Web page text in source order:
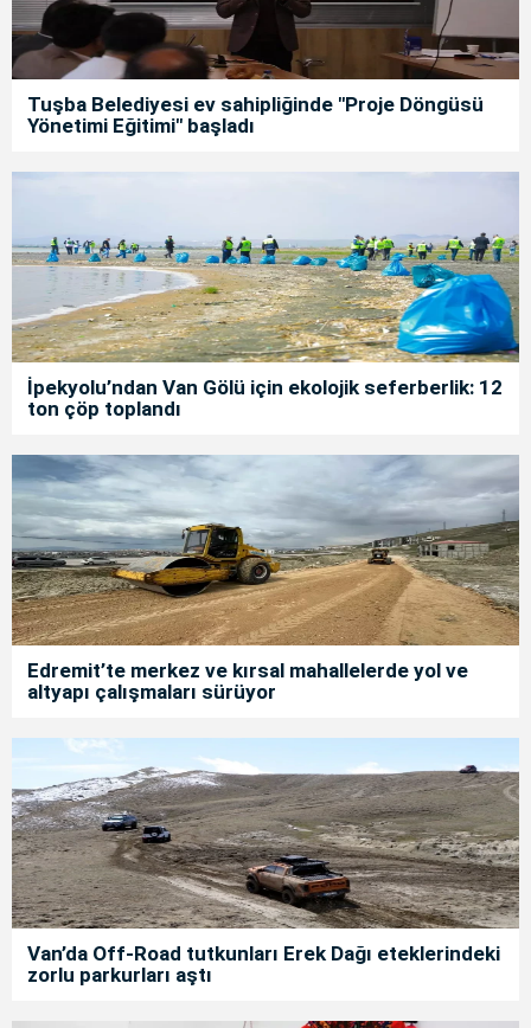
Tuşba Belediyesi ev sahipliğinde "Proje Döngüsü
Yönetimi Eğitimi" başladı
İpekyolu’ndan Van Gölü için ekolojik seferberlik: 12
ton çöp toplandı
Edremit’te merkez ve kırsal mahallelerde yol ve
altyapı çalışmaları sürüyor
Van’da Off-Road tutkunları Erek Dağı eteklerindeki
zorlu parkurları aştı